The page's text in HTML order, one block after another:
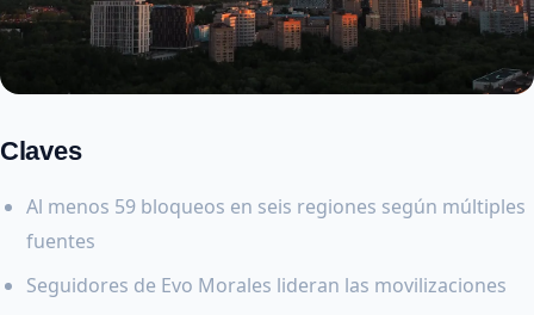
Claves
Al menos 59 bloqueos en seis regiones según múltiples
fuentes
Seguidores de Evo Morales lideran las movilizaciones